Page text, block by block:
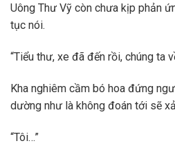
Uông Thư Vỹ còn chưa kịp phản
tục nói.
“Tiểu thư, xe đã đến rồi, chúng ta
Kha nghiêm cầm bó hoa đứng
dường như là không đoán tới sẽ
“Tôi…”